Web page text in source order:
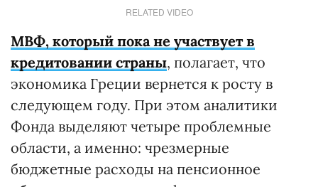
RELATED VIDEO
МВФ, который пока не участвует в
кредитовании страны, полагает, что
экономика Греции вернется к росту в
следующем году. При этом аналитики
Фонда выделяют четыре проблемные
области, а именно: чрезмерные
бюджетные расходы на пенсионное